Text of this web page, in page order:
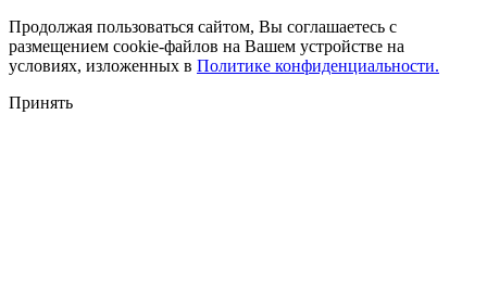
Продолжая пользоваться сайтом, Вы соглашаетесь с
размещением cookie-файлов на Вашем устройстве на
условиях, изложенных в Политике конфиденциальности.
Принять